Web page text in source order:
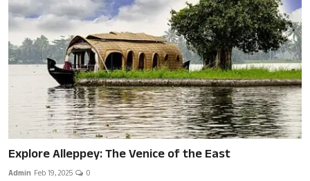
Explore Alleppey: The Venice of the East
Admin Feb 19, 2025 0